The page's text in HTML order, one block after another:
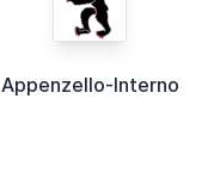
Appenzello-Interno